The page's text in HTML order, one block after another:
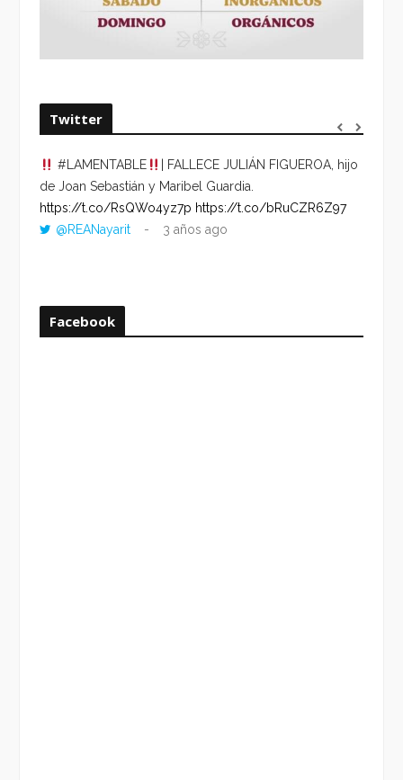
Twitter
#LAMENTABLE
| FALLECE JULIÁN FIGUEROA, hijo
de Joan Sebastián y Maribel Guardia.
https://t.co/RsQWo4yz7p https://t.co/bRuCZR6Z97
@REANayarit
3 años ago
Facebook